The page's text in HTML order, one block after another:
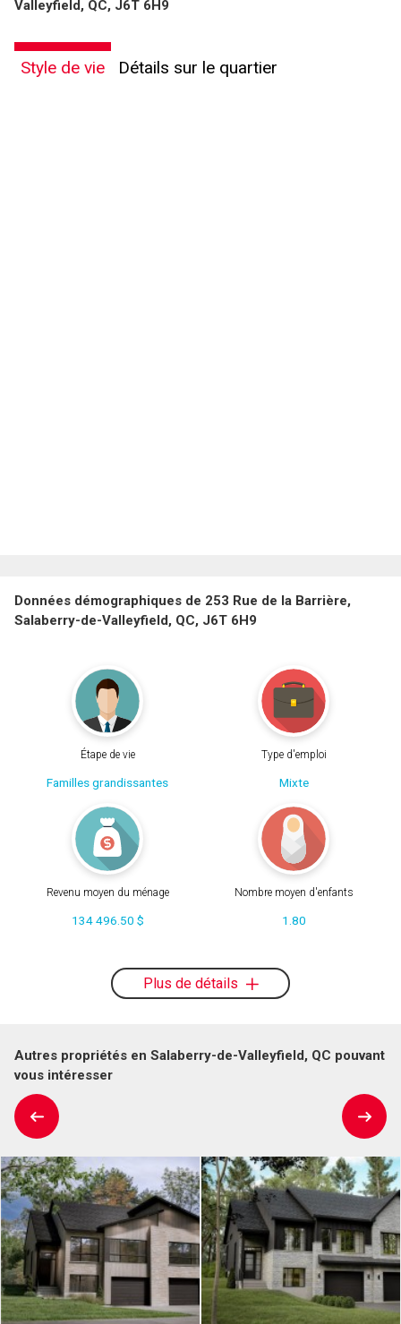
Valleyfield, QC, J6T 6H9
Style de vie Détails sur le quartier
Données démographiques de 253 Rue de la Barrière,
Salaberry-de-Valleyfield, QC, J6T 6H9
Étape de vie
Familles grandissantes
Type d'emploi
Mixte
Revenu moyen du ménage
134 496.50 $
Nombre moyen d'enfants
1.80
Plus de détails
Autres propriétés en Salaberry-de-Valleyfield, QC pouvant
vous intéresser